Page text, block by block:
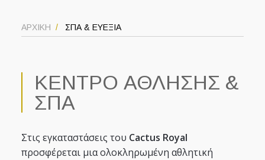
ΑΡΧΙΚΗ ΣΠΑ & ΕΥΕΞΙΑ
ΚΕΝΤΡΟ ΑΘΛΗΣΗΣ &
ΣΠΑ
Στις εγκαταστάσεις του Cactus Royal
προσφέρεται μια ολοκληρωμένη αθλητική